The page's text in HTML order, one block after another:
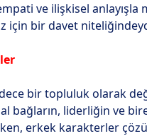
ve ilişkisel anlayışla
için bir davet
bir topluluk olarak
bağların, liderliğin ve
erkek karakterler